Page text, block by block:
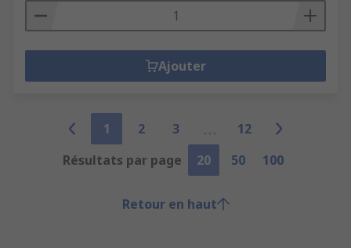
Ajouter
1 2 3
12
Résultats par page
20 50 100
Retour en haut